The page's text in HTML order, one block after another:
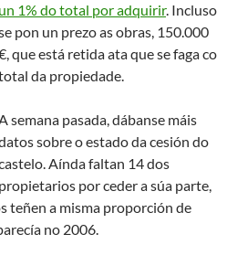
un 1% do total por adquirir. Incluso
pon un prezo as obras, 150.000
que está retida ata que se faga co
da propiedade.
semana pasada, dábanse máis
sobre o estado da cesión do
Aínda faltan 14 dos
propietarios por ceder a súa parte,
teñen a misma proporción de
no 2006.